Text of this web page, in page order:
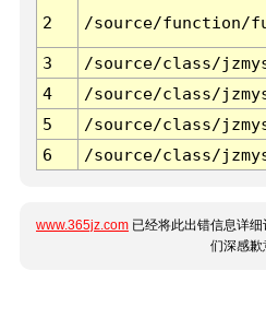
2 /source/function/
3 /source/class/
4
/source/class/
5
/source/class/
6
/source/class/
www.365jz.com 已经将此出错信息详
们深感歉